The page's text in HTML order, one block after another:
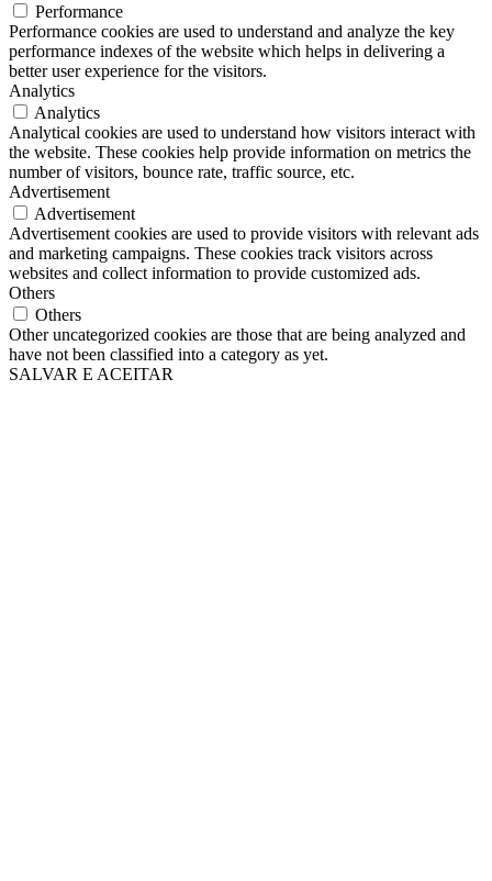
Performance
Performance cookies are used to understand and analyze the key
performance indexes of the website which helps in delivering a
better user experience for the visitors.
Analytics
Analytics
Analytical cookies are used to understand how visitors interact with
the website. These cookies help provide information on metrics the
number of visitors, bounce rate, traffic source, etc.
Advertisement
Advertisement
Advertisement cookies are used to provide visitors with relevant ads
and marketing campaigns. These cookies track visitors across
websites and collect information to provide customized ads.
Others
Others
Other uncategorized cookies are those that are being analyzed and
have not been classified into a category as yet.
SALVAR E ACEITAR